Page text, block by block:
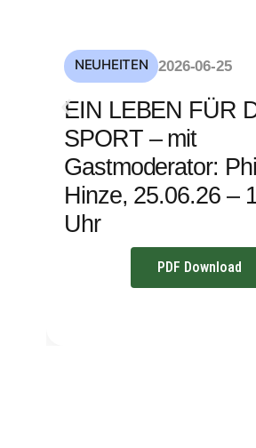
NEUHEITEN 2026-06-25
EIN LEBEN FÜR
SPORT – mit
Gastmoderator:
Hinze, 25.06.26 –
Uhr
PDF Download